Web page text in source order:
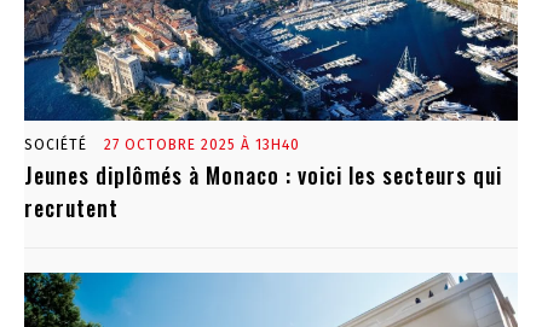
SOCIÉTÉ 27 OCTOBRE 2025 À 13H40
Jeunes diplômés à Monaco : voici les secteurs qui
recrutent